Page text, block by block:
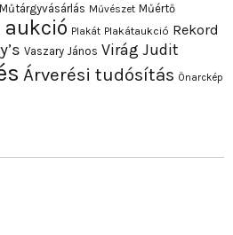
Műtárgyvásárlás Művészet Műértő
aukció Plakát Plakátaukció Rekord
Vaszary János Virág Judit
Árverési tudósítás Önarckép